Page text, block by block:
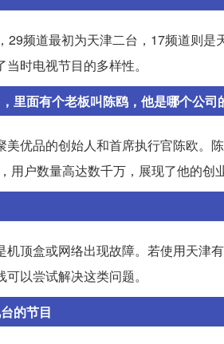
29频道最初为天津二台，17频道则
时电视节目的多样性。
里面有个老板叫陈鸥，他是哪个公司
美优品的创始人和首席执行官陈欧
户数量高达数千万，展现了他的创业
顶盒或网络出现故障。若使用天津
以尝试解决这类问题。
的节目